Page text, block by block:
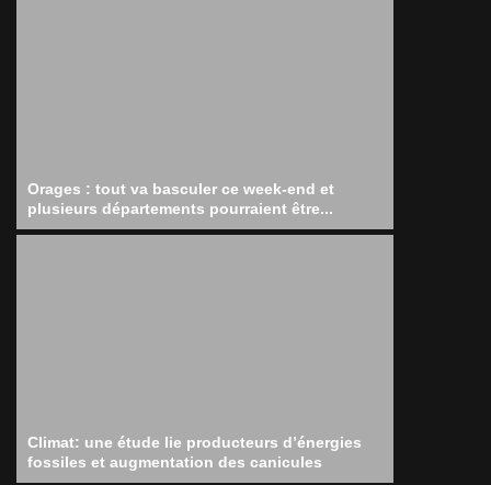
Orages : tout va basculer ce week-end et
plusieurs départements pourraient être...
Climat: une étude lie producteurs d’énergies
fossiles et augmentation des canicules